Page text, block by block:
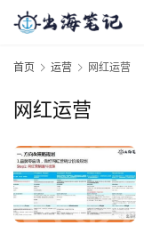
首页 运营 网红运营
网红运营